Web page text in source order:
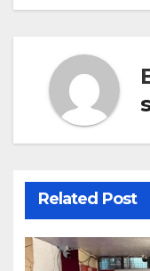
p
p
o
k
Related Post